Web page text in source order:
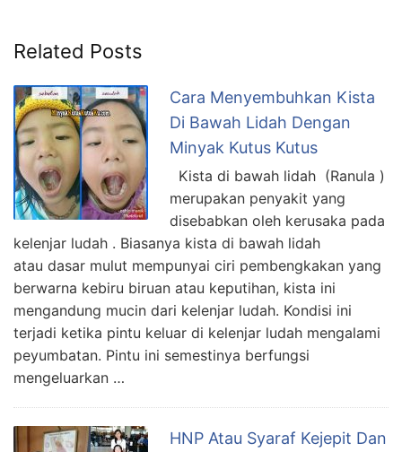
Related Posts
Cara Menyembuhkan Kista
Di Bawah Lidah Dengan
Minyak Kutus Kutus
Kista di bawah lidah (Ranula )
merupakan penyakit yang
disebabkan oleh kerusaka pada
kelenjar ludah . Biasanya kista di bawah lidah
atau dasar mulut mempunyai ciri pembengkakan yang
berwarna kebiru biruan atau keputihan, kista ini
mengandung mucin dari kelenjar ludah. Kondisi ini
terjadi ketika pintu keluar di kelenjar ludah mengalami
peyumbatan. Pintu ini semestinya berfungsi
mengeluarkan …
HNP Atau Syaraf Kejepit Dan